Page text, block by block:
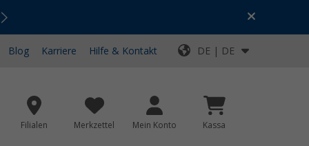
Top-Deals für dein Abenteuer!
Blog Karriere Hilfe & Kontakt DE | DE
Filialen Merkzettel Mein Konto Kassa